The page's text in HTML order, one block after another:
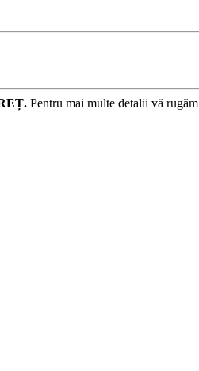
Pentru mai multe detalii vă